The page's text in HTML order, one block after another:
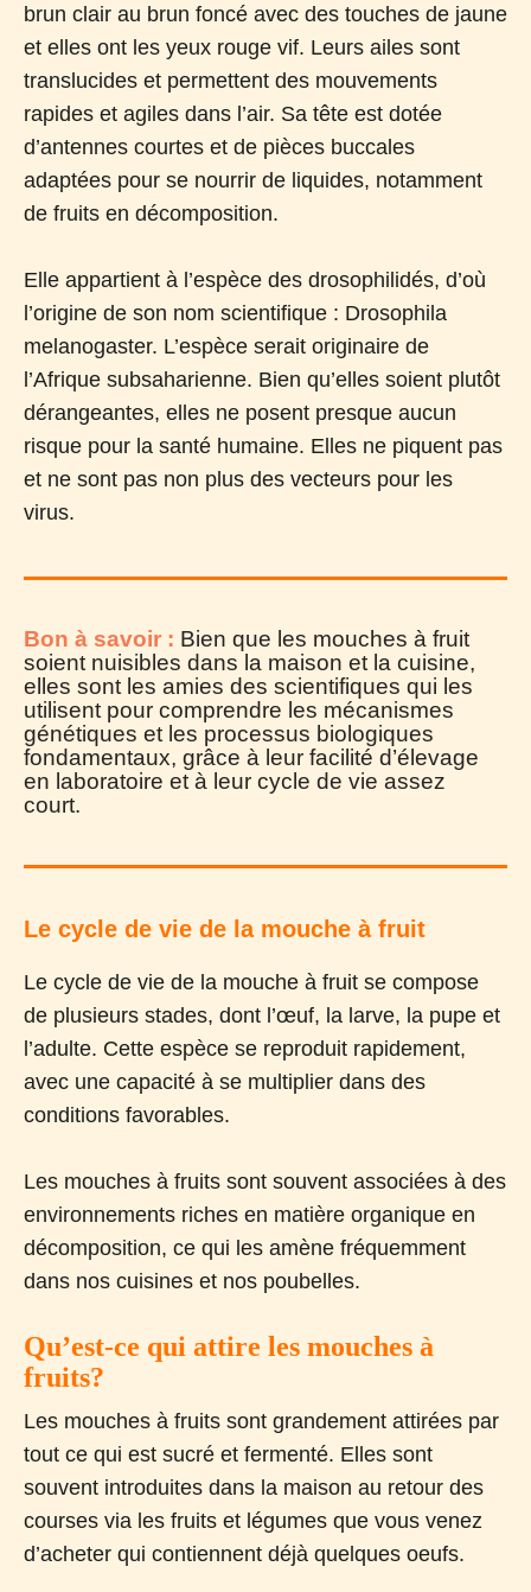
brun clair au brun foncé avec des touches de jaune
et elles ont les yeux rouge vif. Leurs ailes sont
translucides et permettent des mouvements
rapides et agiles dans l’air. Sa tête est dotée
d’antennes courtes et de pièces buccales
adaptées pour se nourrir de liquides, notamment
de fruits en décomposition.
Elle appartient à l’espèce des drosophilidés, d’où
l’origine de son nom scientifique : Drosophila
melanogaster. L’espèce serait originaire de
l’Afrique subsaharienne. Bien qu’elles soient plutôt
dérangeantes, elles ne posent presque aucun
risque pour la santé humaine. Elles ne piquent pas
et ne sont pas non plus des vecteurs pour les
virus.
Bon à savoir : Bien que les mouches à fruit
soient nuisibles dans la maison et la cuisine,
elles sont les amies des scientifiques qui les
utilisent pour comprendre les mécanismes
génétiques et les processus biologiques
fondamentaux, grâce à leur facilité d’élevage
en laboratoire et à leur cycle de vie assez
court.
Le cycle de vie de la mouche à fruit
Le cycle de vie de la mouche à fruit se compose
de plusieurs stades, dont l’œuf, la larve, la pupe et
l’adulte. Cette espèce se reproduit rapidement,
avec une capacité à se multiplier dans des
conditions favorables.
Les mouches à fruits sont souvent associées à des
environnements riches en matière organique en
décomposition, ce qui les amène fréquemment
dans nos cuisines et nos poubelles.
Qu’est-ce qui attire les mouches à
fruits?
Les mouches à fruits sont grandement attirées par
tout ce qui est sucré et fermenté. Elles sont
souvent introduites dans la maison au retour des
courses via les fruits et légumes que vous venez
d’acheter qui contiennent déjà quelques oeufs.